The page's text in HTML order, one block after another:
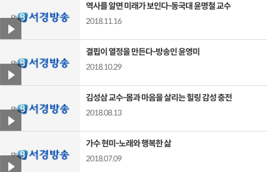
역사를 알면 미래가 보인다-동국대 윤명철 교수
2018.11.16
결핍이 열정을 만든다-방송인 윤영미
2018.10.29
김성삼 교수-몸과 마음을 살리는 힐링 감성 충전
2018.08.13
가수 현미-노래와 행복한 삶
2018.07.09